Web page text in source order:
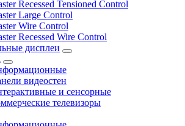
Recessed Tensioned Control
Large Control
Wire Control
Recessed Wire Control
дисплеи
видеостен
и сенсорные
телевизоры